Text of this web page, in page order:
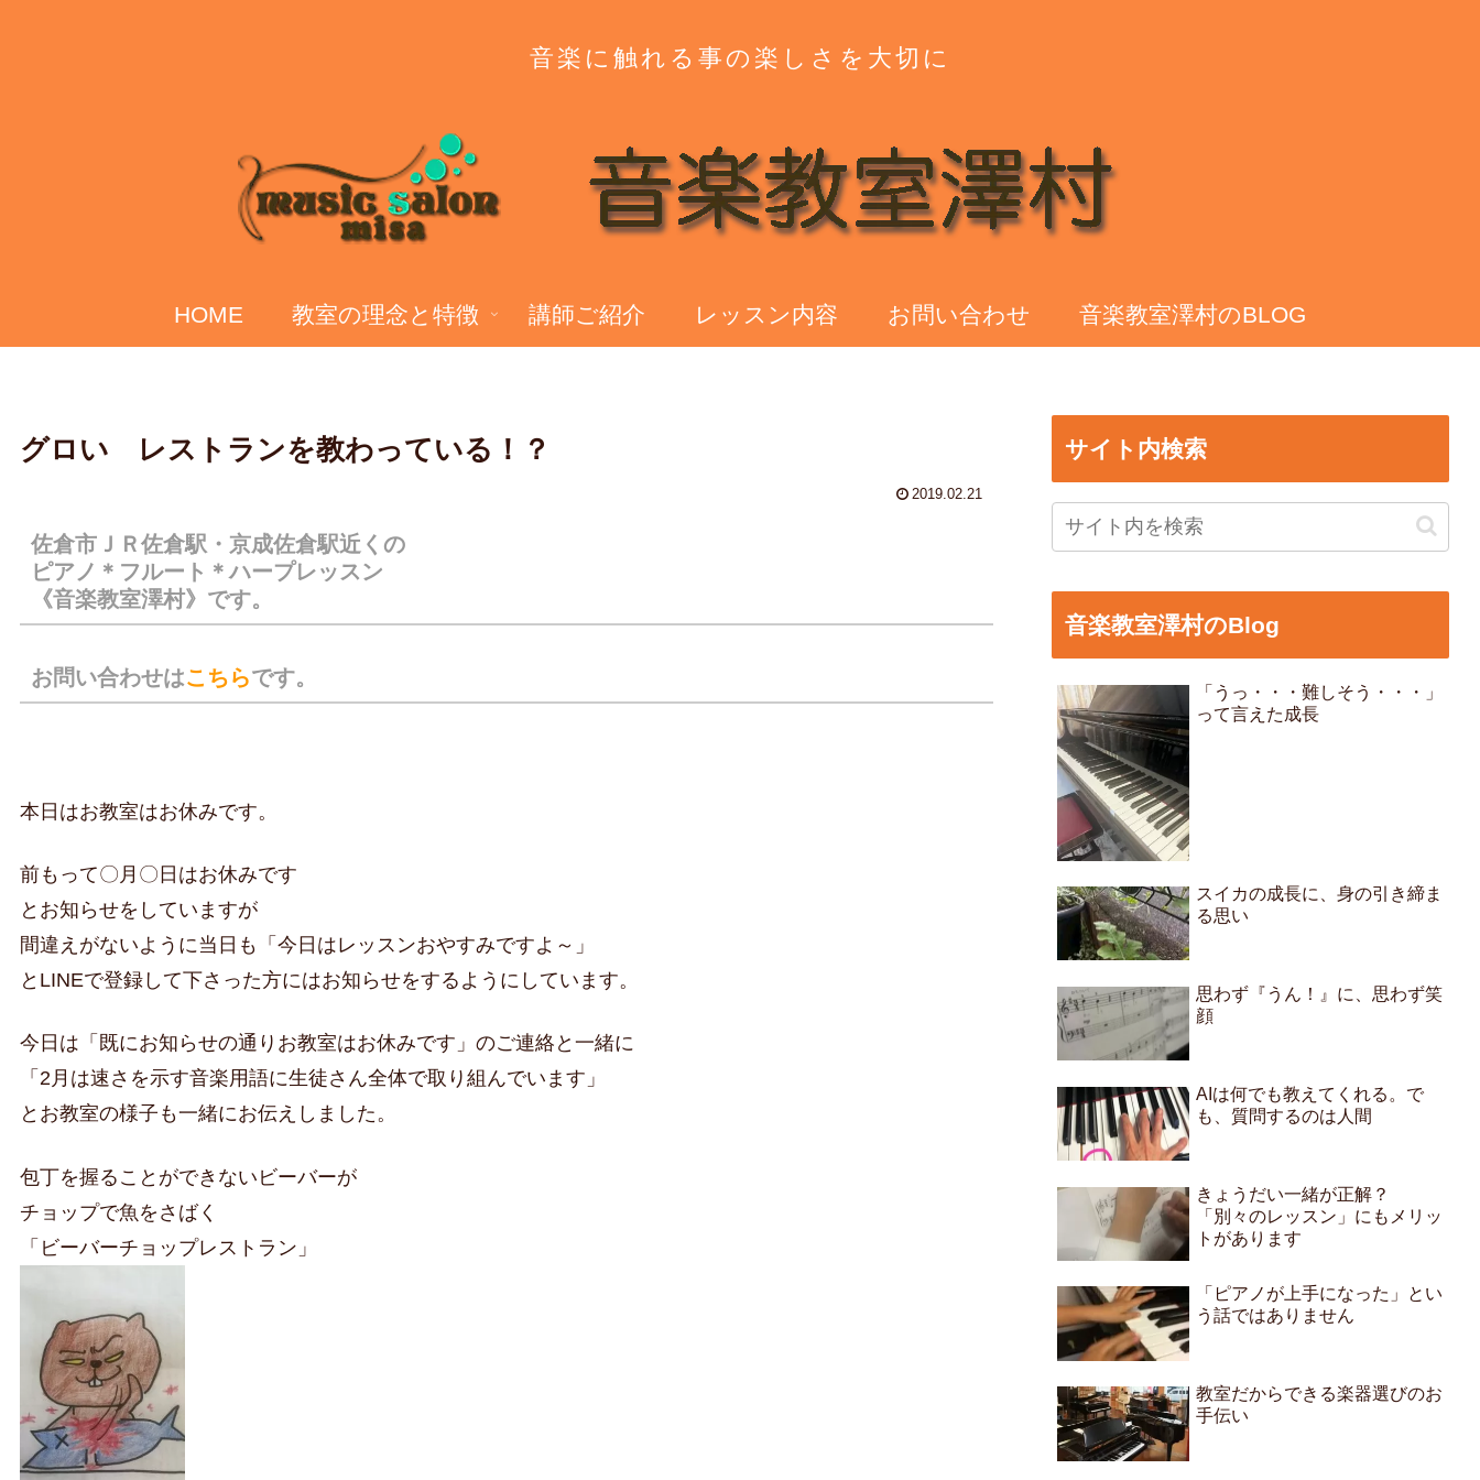
音楽に触れる事の楽しさを大切に
HOME 教室の理念と特徴 講師ご紹介 レッスン内容 お問い合わせ 音楽教室澤村のBLOG
グロい レストランを教わっている！？
2019.02.21
佐倉市ＪＲ佐倉駅・京成佐倉駅近くの
ピアノ＊フルート＊ハープレッスン
《音楽教室澤村》です。
お問い合わせはこちらです。
本日はお教室はお休みです。
前もって〇月〇日はお休みです
とお知らせをしていますが
間違えがないように当日も「今日はレッスンおやすみですよ～」
とLINEで登録して下さった方にはお知らせをするようにしています。
今日は「既にお知らせの通りお教室はお休みです」のご連絡と一緒に
「2月は速さを示す音楽用語に生徒さん全体で取り組んでいます」
とお教室の様子も一緒にお伝えしました。
包丁を握ることができないビーバーが
チョップで魚をさばく
「ビーバーチョップレストラン」
サイト内検索
音楽教室澤村のBlog
「うっ・・・難しそう・・・」
って言えた成長
スイカの成長に、身の引き締ま
る思い
思わず『うん！』に、思わず笑
顔
AIは何でも教えてくれる。で
も、質問するのは人間
きょうだい一緒が正解？
「別々のレッスン」にもメリッ
トがあります
「ピアノが上手になった」とい
う話ではありません
教室だからできる楽器選びのお
手伝い